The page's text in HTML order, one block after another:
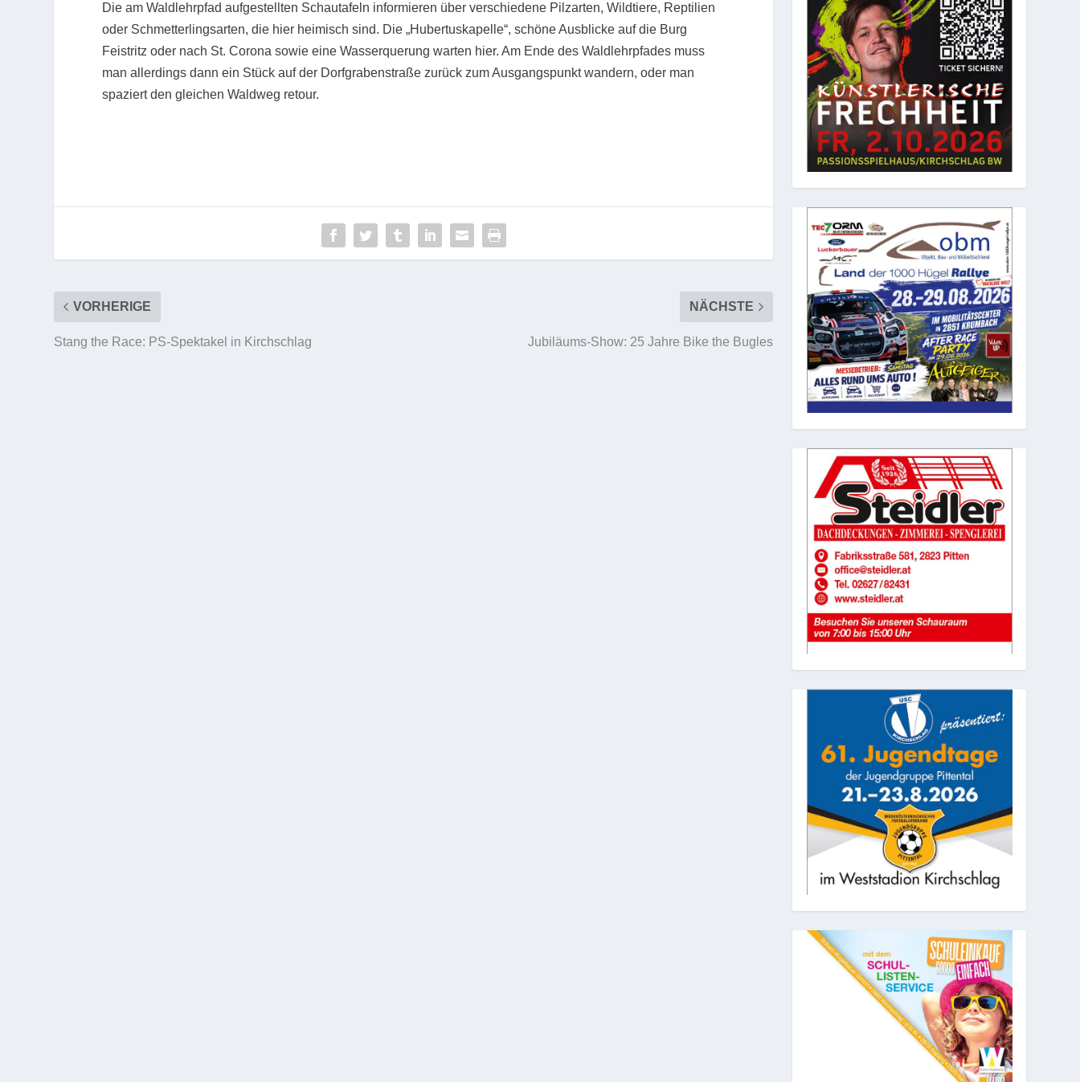
Die am Waldlehrpfad aufgestellten Schautafeln informieren über verschiedene Pilzarten, Wildtiere, Reptilien
oder Schmetterlingsarten, die hier heimisch sind. Die „Hubertuskapelle“, schöne Ausblicke auf die Burg
Feistritz oder nach St. Corona sowie eine Wasserquerung warten hier. Am Ende des Waldlehrpfades muss
man allerdings dann ein Stück auf der Dorfgrabenstraße zurück zum Ausgangspunkt wandern, oder man
spaziert den gleichen Waldweg retour.
VORHERIGE
Stang the Race: PS-Spektakel in Kirchschlag
NÄCHSTE
Jubiläums-Show: 25 Jahre Bike the Bugles